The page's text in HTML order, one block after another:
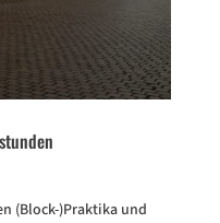
(Block-)Praktika und